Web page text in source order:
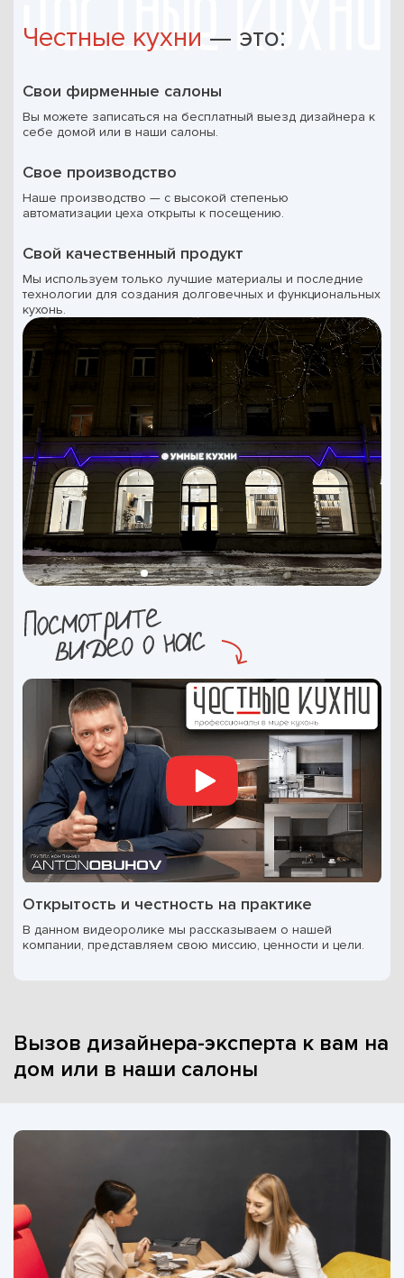
Честные кухни — это:
Свои фирменные салоны
Вы можете записаться на бесплатный выезд дизайнера к
себе домой или в наши салоны.
Свое производство
Наше производство — с высокой степенью
автоматизации цеха открыты к посещению.
Свой качественный продукт
Мы используем только лучшие материалы и последние
технологии для создания долговечных и функциональных
кухонь.
Открытость и честность на практике
В данном видеоролике мы рассказываем о нашей
компании, представляем свою миссию, ценности и цели.
Вызов дизайнера-эксперта к вам на
дом или в наши салоны